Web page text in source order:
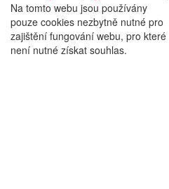
Na tomto webu jsou používány
pouze cookies nezbytně nutné pro
zajištění fungování webu, pro které
není nutné získat souhlas.